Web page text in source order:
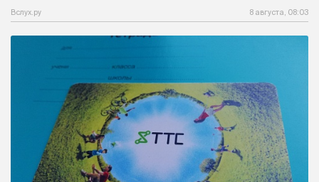
Вслух.ру 8 августа, 08:03